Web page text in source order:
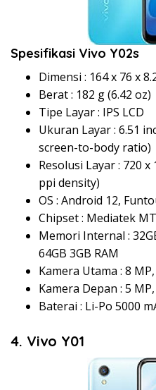
Spesifikasi Vivo Y02s
Dimensi : 164 x 76 x
Berat : 182 g (6.42 oz)
Tipe Layar : IPS LCD
Ukuran Layar : 6.51
screen-to-body ratio)
Resolusi Layar : 720
ppi density)
OS : Android 12,
Chipset : Mediatek
Memori Internal :
64GB 3GB RAM
Kamera Utama : 8
Kamera Depan : 5
Baterai : Li-Po 5000
4. Vivo Y01